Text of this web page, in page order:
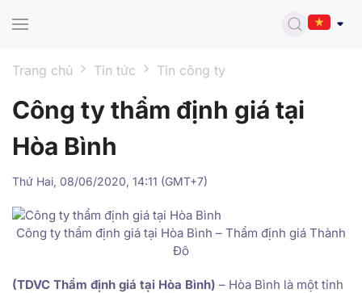
Trang chủ Tin tức Tin công ty
Công ty thẩm định giá tại
Hòa Bình
Thứ Hai, 08/06/2020, 14:11 (GMT+7)
Công ty thẩm định giá tại Hòa Bình – Thẩm định giá Thành
Đô
(TDVC Thẩm định giá tại Hòa Bình) – Hòa Bình là một tỉnh